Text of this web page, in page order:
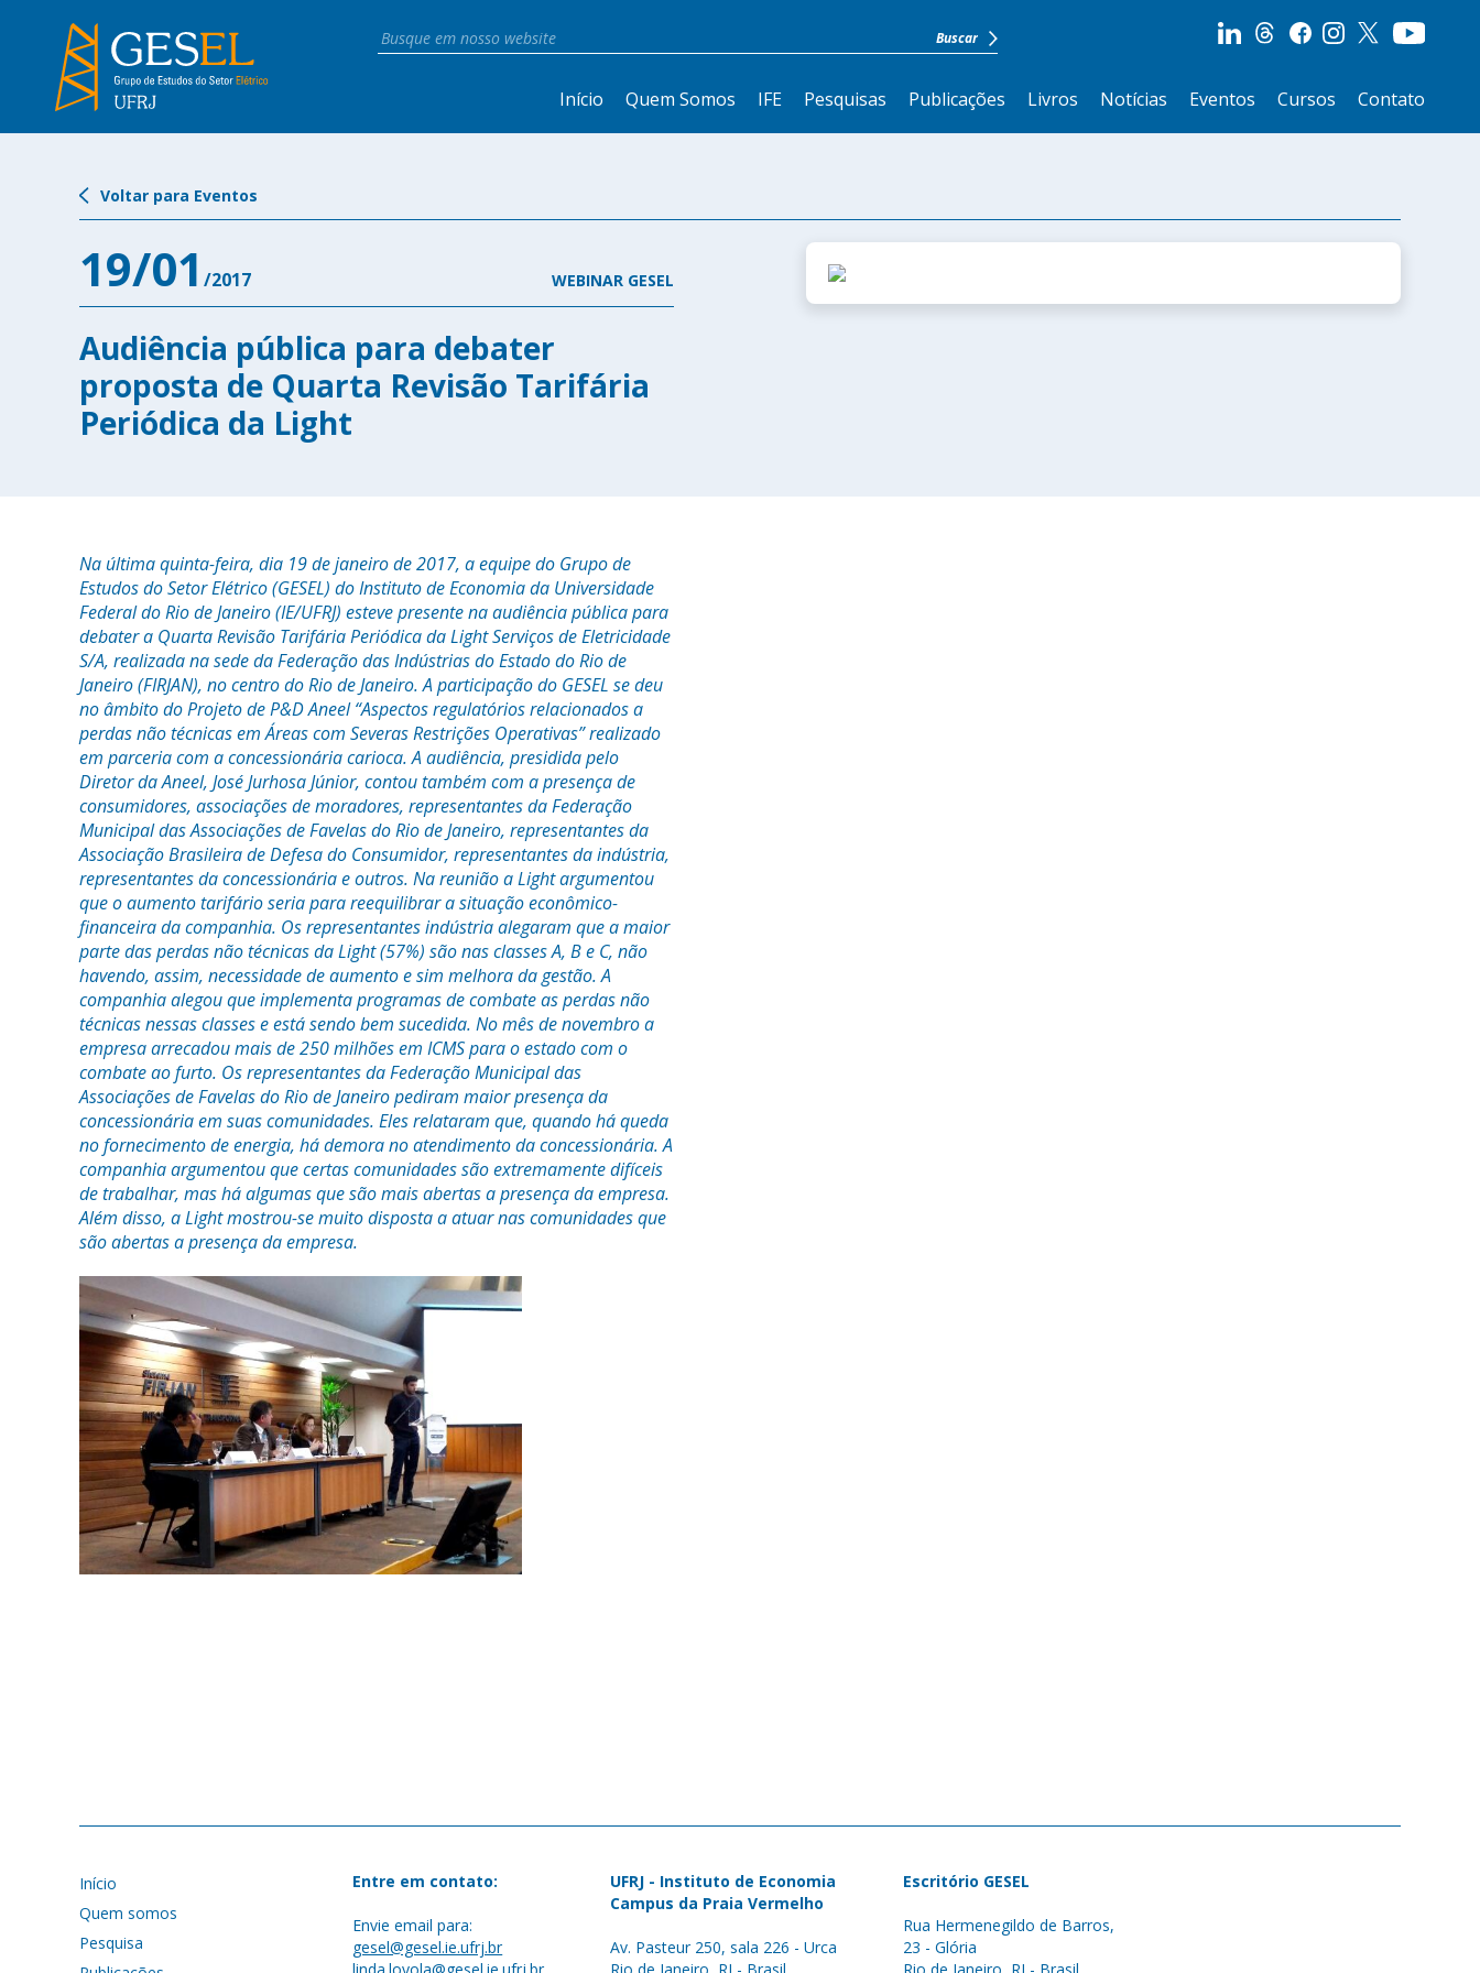
Início Quem Somos IFE Pesquisas Publicações Livros Notícias Eventos Cursos Contato
Voltar para Eventos
19/01 /2017 WEBINAR GESEL
Audiência pública para debater
proposta de Quarta Revisão Tarifária
Periódica da Light
Na última quinta-feira, dia 19 de janeiro de 2017, a equipe do Grupo de
Estudos do Setor Elétrico (GESEL) do Instituto de Economia da Universidade
Federal do Rio de Janeiro (IE/UFRJ) esteve presente na audiência pública para
debater a Quarta Revisão Tarifária Periódica da Light Serviços de Eletricidade
S/A, realizada na sede da Federação das Indústrias do Estado do Rio de
Janeiro (FIRJAN), no centro do Rio de Janeiro. A participação do GESEL se deu
no âmbito do Projeto de P&D Aneel “Aspectos regulatórios relacionados a
perdas não técnicas em Áreas com Severas Restrições Operativas” realizado
em parceria com a concessionária carioca. A audiência, presidida pelo
Diretor da Aneel, José Jurhosa Júnior, contou também com a presença de
consumidores, associações de moradores, representantes da Federação
Municipal das Associações de Favelas do Rio de Janeiro, representantes da
Associação Brasileira de Defesa do Consumidor, representantes da indústria,
representantes da concessionária e outros. Na reunião a Light argumentou
que o aumento tarifário seria para reequilibrar a situação econômico-
financeira da companhia. Os representantes indústria alegaram que a maior
parte das perdas não técnicas da Light (57%) são nas classes A, B e C, não
havendo, assim, necessidade de aumento e sim melhora da gestão. A
companhia alegou que implementa programas de combate as perdas não
técnicas nessas classes e está sendo bem sucedida. No mês de novembro a
empresa arrecadou mais de 250 milhões em ICMS para o estado com o
combate ao furto. Os representantes da Federação Municipal das
Associações de Favelas do Rio de Janeiro pediram maior presença da
concessionária em suas comunidades. Eles relataram que, quando há queda
no fornecimento de energia, há demora no atendimento da concessionária. A
companhia argumentou que certas comunidades são extremamente difíceis
de trabalhar, mas há algumas que são mais abertas a presença da empresa.
Além disso, a Light mostrou-se muito disposta a atuar nas comunidades que
são abertas a presença da empresa.
Início
Quem somos
Pesquisa
Entre em contato:
Envie email para:
gesel@gesel.ie.ufrj.br
UFRJ - Instituto de Economia
Campus da Praia Vermelho
Av. Pasteur 250, sala 226 - Urca
Escritório GESEL
Rua Hermenegildo de Barros,
23 - Glória